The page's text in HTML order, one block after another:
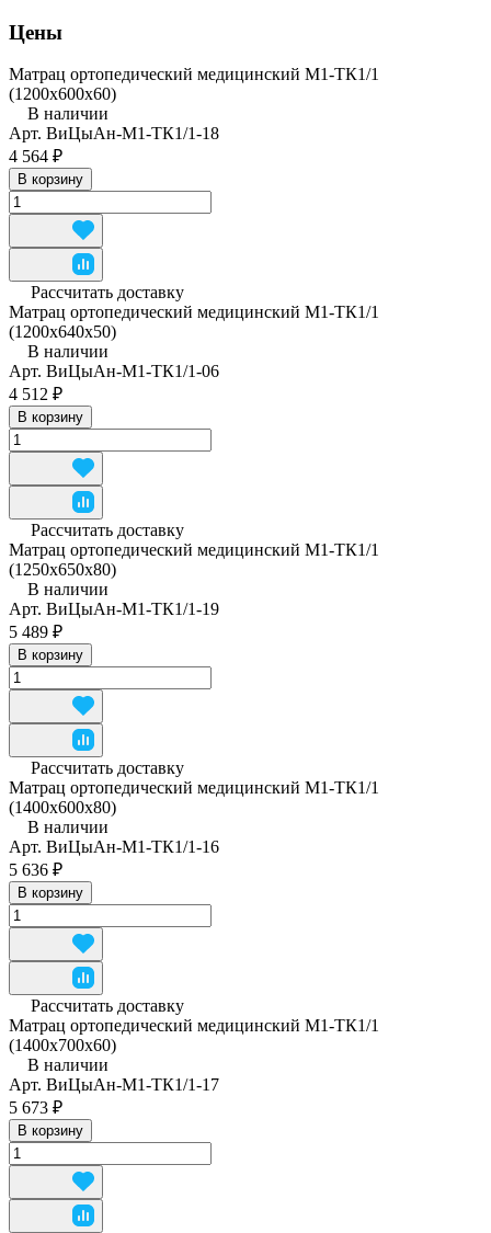
Цены
Матрац ортопедический медицинский М1-ТК1/1
(1200x600x60)
В наличии
Арт. ВиЦыАн-М1-ТК1/1-18
4 564 ₽
В корзину
Рассчитать доставку
Матрац ортопедический медицинский М1-ТК1/1
(1200x640x50)
В наличии
Арт. ВиЦыАн-М1-ТК1/1-06
4 512 ₽
В корзину
Рассчитать доставку
Матрац ортопедический медицинский М1-ТК1/1
(1250x650x80)
В наличии
Арт. ВиЦыАн-М1-ТК1/1-19
5 489 ₽
В корзину
Рассчитать доставку
Матрац ортопедический медицинский М1-ТК1/1
(1400x600x80)
В наличии
Арт. ВиЦыАн-М1-ТК1/1-16
5 636 ₽
В корзину
Рассчитать доставку
Матрац ортопедический медицинский М1-ТК1/1
(1400x700x60)
В наличии
Арт. ВиЦыАн-М1-ТК1/1-17
5 673 ₽
В корзину